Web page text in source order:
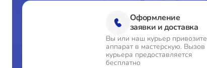
Прошивка блока управления
Оформление
заявки и доставка
Вы или наш курьер привозите
аппарат в мастерскую. Вызов
курьера предоставляется
бесплатно